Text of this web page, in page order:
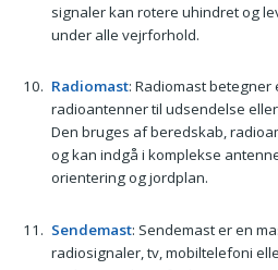
signaler kan rotere uhindret og
under alle vejrforhold.
Radiomast: Radiomast
radioantenner til udsendelse
Den bruges af beredskab,
og kan indgå i komplekse
orientering og jordplan.
Sendemast: Sendemast er en
radiosignaler, tv, mobiltelefoni